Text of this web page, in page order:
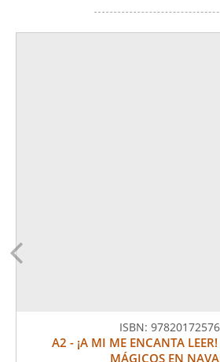
ISBN:
A2 - ¡A MI ME ENCANTA
MÁGICOS EN